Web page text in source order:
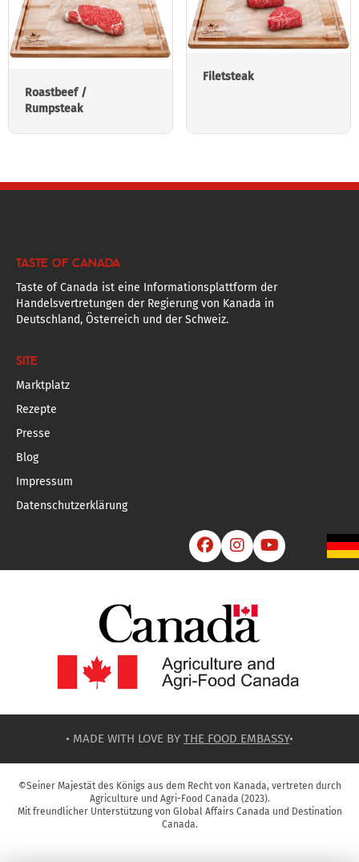
Roastbeef /
Rumpsteak
Filetsteak
TASTE OF CANADA
Taste of Canada ist eine Informationsplattform der
Handelsvertretungen der Regierung von Kanada in
Deutschland, Österreich und der Schweiz.
SITE
Marktplatz
Rezepte
Presse
Blog
Impressum
Datenschutzerklärung
  
• MADE WITH LOVE BY THE FOOD EMBASSY•
©Seiner Majestät des Königs aus dem Recht von Kanada, vertreten durch
Agriculture und Agri-Food Canada (2023).
Mit freundlicher Unterstützung von Global Affairs Canada und Destination
Canada.